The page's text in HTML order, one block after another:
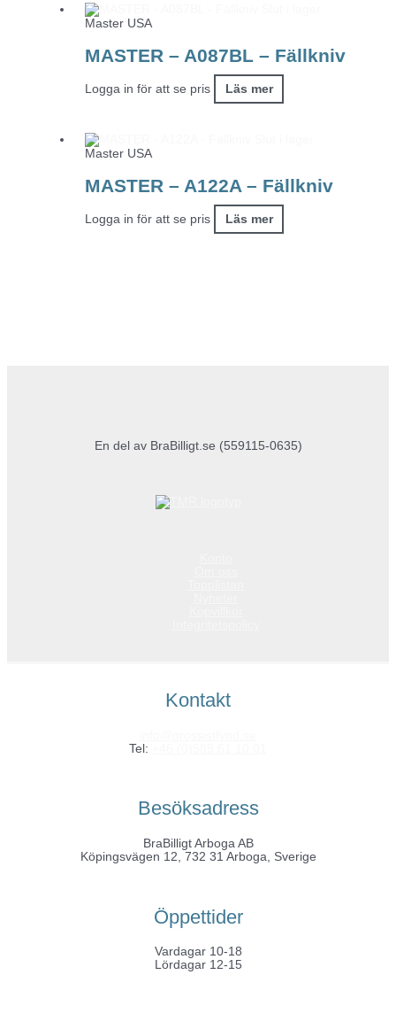
Master USA
MASTER – A087BL – Fällkniv
Logga in för att se pris Läs mer
Master USA
MASTER – A122A – Fällkniv
Logga in för att se pris Läs mer
En del av BraBilligt.se (559115-0635)
Kontakt
Tel:
Besöksadress
BraBilligt Arboga AB
Köpingsvägen 12, 732 31 Arboga, Sverige
Öppettider
Vardagar 10-18
Lördagar 12-15